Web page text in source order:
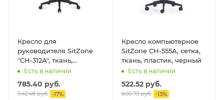
Кресло для
руководителя SitZone
"CH-312А", ткань,
пластик, черный
Есть в наличии
785.40 руб.
942.48руб. -17%
Кресло компьютерное
SitZone CH-555A, сетка,
ткань, пластик, черный
Есть в наличии
522.52руб.
600.73руб. -13%